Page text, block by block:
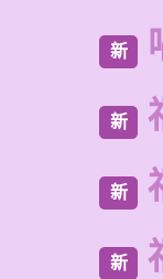
新
新
新
新